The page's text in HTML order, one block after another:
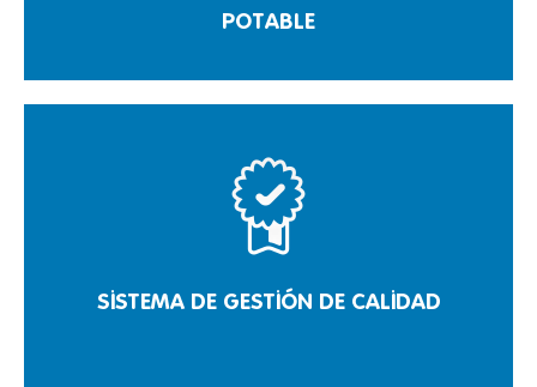
POTABLE
SISTEMA DE GESTIÓN DE CALIDAD